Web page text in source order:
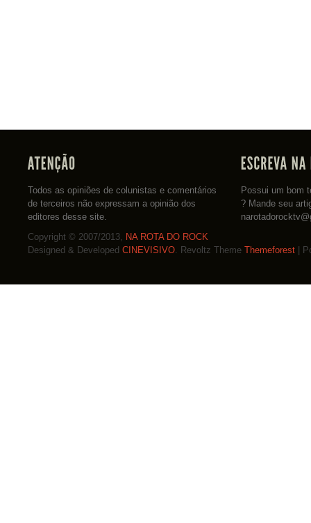
Todos as opiniões de colunistas e comentários
de terceiros não expressam a opinião dos
editores desse site.
Possui um bom
? Mande seu
Copyright © 2007/2013, NA ROTA DO ROCK
Designed & Developed CINEVISIVO. Revoltz Theme Themeforest |